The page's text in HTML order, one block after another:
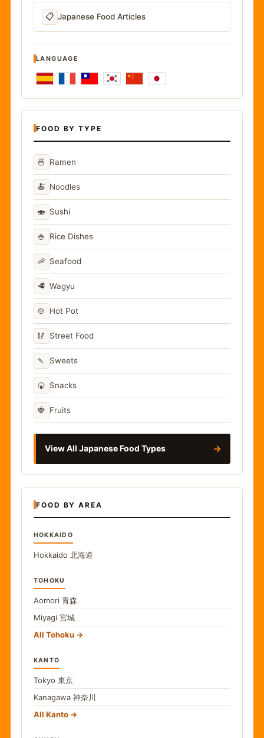
📋 Japanese Food Articles
LANGUAGE
FOOD BY TYPE
🍜 Ramen
🍝 Noodles
🍣 Sushi
🍚 Rice Dishes
🦐 Seafood
🥩 Wagyu
🍲 Hot Pot
🥢 Street Food
🍡 Sweets
🍘 Snacks
🍓 Fruits
View All Japanese Food Types →
FOOD BY AREA
HOKKAIDO
Hokkaido 北海道
TOHOKU
Aomori 青森
Miyagi 宮城
All Tohoku
KANTO
Tokyo 東京
Kanagawa 神奈川
All Kanto